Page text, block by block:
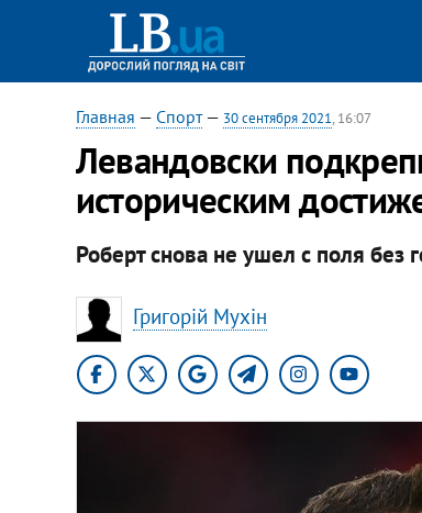
Главная — Спорт— 30 сентября 2021, 16:07
Левандовски
историческим
Роберт снова не ушел с поля без
Григорій Мухін